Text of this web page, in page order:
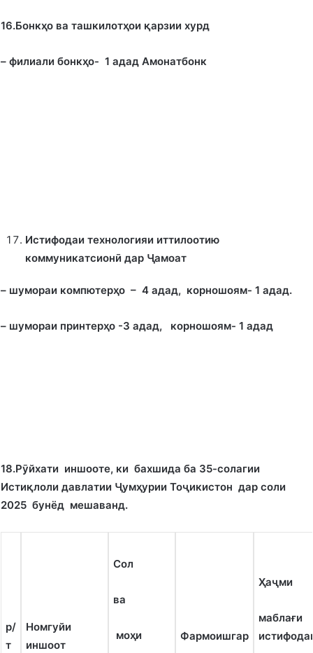
16.Бонкҳо ва ташкилотҳои қарзии хурд
– филиали бонкҳо- 1 адад Амонатбонк
Истифодаи технологияи иттилоотию
коммуникатсионӣ дар Ҷамоат
– шумораи компютерҳо – 4 адад, корношоям- 1 адад.
– шумораи принтерҳо -3 адад, корношоям- 1 адад
18.Рӯйхати иншооте, ки бахшида ба 35-солагии
Истиқлоли давлатии Ҷумҳурии Тоҷикистон дар соли
2025 бунёд мешаванд.
р/
т
Номгуйи
иншоот
Сол
ва
моҳи Фармоишгар
Ҳаҷми
маблағи